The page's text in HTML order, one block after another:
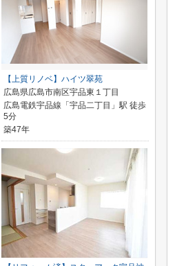
【上質リノベ】ハイツ翠苑
広島県広島市南区宇品東１丁目
広島電鉄宇品線「宇品二丁目」駅 徒歩
5分
築47年